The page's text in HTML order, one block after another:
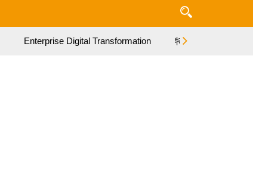
Enterprise Digital Transformation 特集